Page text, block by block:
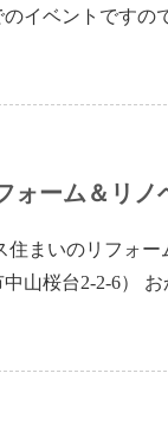
のイベントです
ォーム＆リノ
住まいのリフォ
山桜台2-2-6）